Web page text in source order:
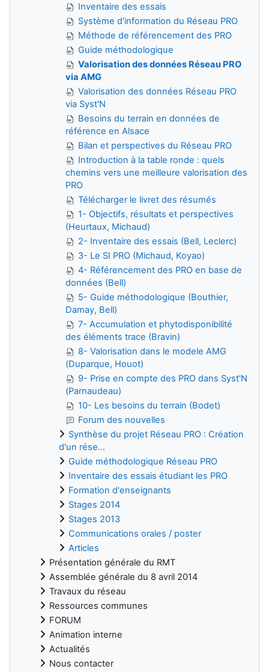
Inventaire des essais
Système d'information du Réseau PRO
Méthode de référencement des PRO
Guide méthodologique
Valorisation des données Réseau PRO
via AMG
Valorisation des données Réseau PRO
via Syst'N
Besoins du terrain en données de
référence en Alsace
Bilan et perspectives du Réseau PRO
Introduction à la table ronde : quels
chemins vers une meilleure valorisation des
PRO
Télécharger le livret des résumés
1- Objectifs, résultats et perspectives
(Heurtaux, Michaud)
2- Inventaire des essais (Bell, Leclerc)
3- Le SI PRO (Michaud, Koyao)
4- Référencement des PRO en base de
données (Bell)
5- Guide méthodologique (Bouthier,
Damay, Bell)
7- Accumulation et phytodisponibilité
des éléments trace (Bravin)
8- Valorisation dans le modele AMG
(Duparque, Houot)
9- Prise en compte des PRO dans Syst'N
(Parnaudeau)
10- Les besoins du terrain (Bodet)
Forum des nouvelles
Synthèse du projet Réseau PRO : Création
d'un rése...
Guide méthodologique Réseau PRO
Inventaire des essais étudiant les PRO
Formation d'enseignants
Stages 2014
Stages 2013
Communications orales / poster
Articles
Présentation générale du RMT
Assemblée générale du 8 avril 2014
Travaux du réseau
Ressources communes
FORUM
Animation interne
Actualités
Nous contacter